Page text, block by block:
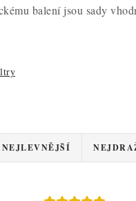
balení jsou sady
NEJLEVNĚJŠÍ